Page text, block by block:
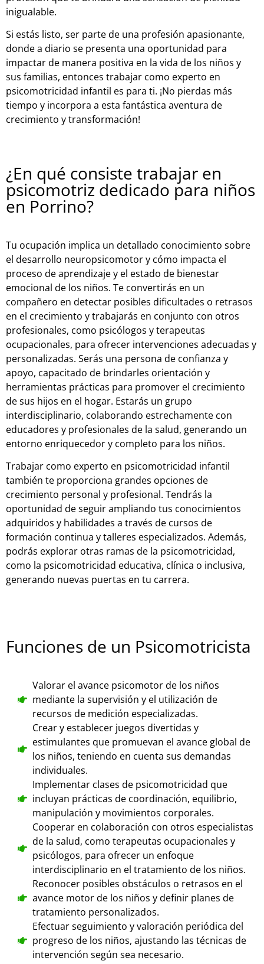
inigualable.
Si estás listo, ser parte de una profesión apasionante,
donde a diario se presenta una oportunidad para
impactar de manera positiva en la vida de los niños y
sus familias, entonces trabajar como experto en
psicomotricidad infantil es para ti. ¡No pierdas más
tiempo y incorpora a esta fantástica aventura de
crecimiento y transformación!
¿En qué consiste trabajar en
psicomotriz dedicado para niños
en Porrino?
Tu ocupación implica un detallado conocimiento sobre
el desarrollo neuropsicomotor y cómo impacta el
proceso de aprendizaje y el estado de bienestar
emocional de los niños. Te convertirás en un
compañero en detectar posibles dificultades o retrasos
en el crecimiento y trabajarás en conjunto con otros
profesionales, como psicólogos y terapeutas
ocupacionales, para ofrecer intervenciones adecuadas y
personalizadas. Serás una persona de confianza y
apoyo, capacitado de brindarles orientación y
herramientas prácticas para promover el crecimiento
de sus hijos en el hogar. Estarás un grupo
interdisciplinario, colaborando estrechamente con
educadores y profesionales de la salud, generando un
entorno enriquecedor y completo para los niños.
Trabajar como experto en psicomotricidad infantil
también te proporciona grandes opciones de
crecimiento personal y profesional. Tendrás la
oportunidad de seguir ampliando tus conocimientos
adquiridos y habilidades a través de cursos de
formación continua y talleres especializados. Además,
podrás explorar otras ramas de la psicomotricidad,
como la psicomotricidad educativa, clínica o inclusiva,
generando nuevas puertas en tu carrera.
Funciones de un Psicomotricista
Valorar el avance psicomotor de los niños
mediante la supervisión y el utilización de
recursos de medición especializadas.
Crear y establecer juegos divertidas y
estimulantes que promuevan el avance global de
los niños, teniendo en cuenta sus demandas
individuales.
Implementar clases de psicomotricidad que
incluyan prácticas de coordinación, equilibrio,
manipulación y movimientos corporales.
Cooperar en colaboración con otros especialistas
de la salud, como terapeutas ocupacionales y
psicólogos, para ofrecer un enfoque
interdisciplinario en el tratamiento de los niños.
Reconocer posibles obstáculos o retrasos en el
avance motor de los niños y definir planes de
tratamiento personalizados.
Efectuar seguimiento y valoración periódica del
progreso de los niños, ajustando las técnicas de
intervención según sea necesario.